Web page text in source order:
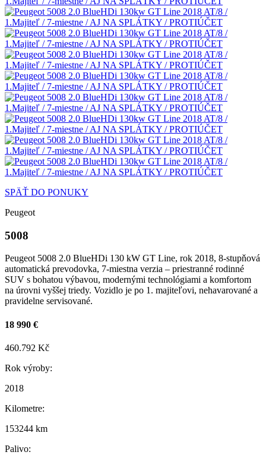
SPÄŤ DO PONUKY
Peugeot
5008
Peugeot 5008 2.0 BlueHDi 130 kW GT Line, rok 2018, 8-stupňová
automatická prevodovka, 7-miestna verzia – priestranné rodinné
SUV s bohatou výbavou, modernými technológiami a komfortom
na úrovni vyššej triedy. Vozidlo je po 1. majiteľovi, nehavarované a
pravidelne servisované.
18 990 €
460.792 Kč
Rok výroby:
2018
Kilometre:
153244 km
Palivo: